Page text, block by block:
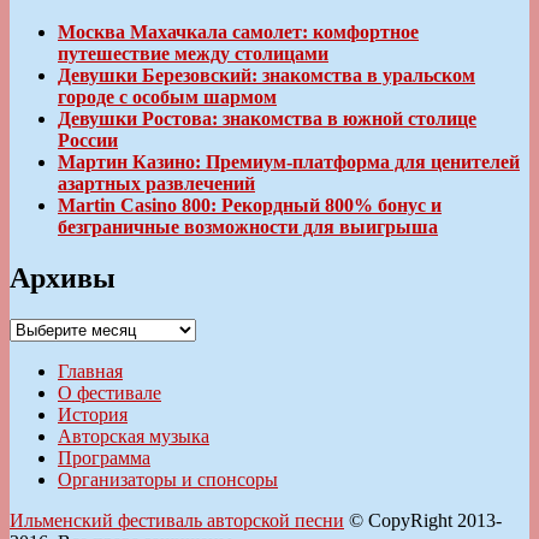
Москва Махачкала самолет: комфортное
путешествие между столицами
Девушки Березовский: знакомства в уральском
городе с особым шармом
Девушки Ростова: знакомства в южной столице
России
Мартин Казино: Премиум-платформа для ценителей
азартных развлечений
Martin Casino 800: Рекордный 800% бонус и
безграничные возможности для выигрыша
Архивы
Архивы
Главная
О фестивале
История
Авторская музыка
Программа
Организаторы и спонсоры
Ильменский фестиваль авторской песни © CopyRight 2013-